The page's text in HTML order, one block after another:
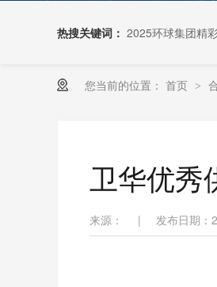
热搜关键词： 2025环球集团精
扶梯链条生产厂家
您当前的位置： 首页 >
卫华优秀
来源： | 发布日期：